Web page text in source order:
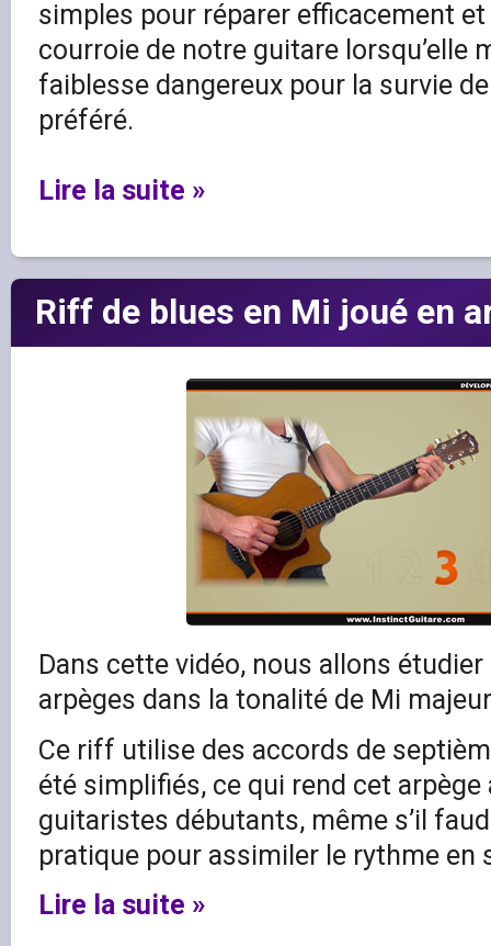
simples pour réparer efficacement
courroie de notre guitare lorsqu’elle
faiblesse dangereux pour la survie
préféré.
Lire la suite »
Riff de blues en Mi joué en
Dans cette vidéo, nous allons
arpèges dans la tonalité de Mi
Ce riff utilise des accords de
été simplifiés, ce qui rend cet arpège
guitaristes débutants, même s’il
pratique pour assimiler le rythme en
Lire la suite »